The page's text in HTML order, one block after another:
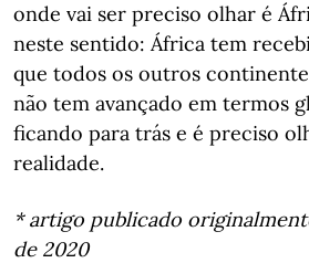
onde vai ser preciso olhar é
neste sentido: África tem
que todos os outros
não tem avançado em termos
ficando para trás e é preciso
realidade.
* artigo publicado
de 2020